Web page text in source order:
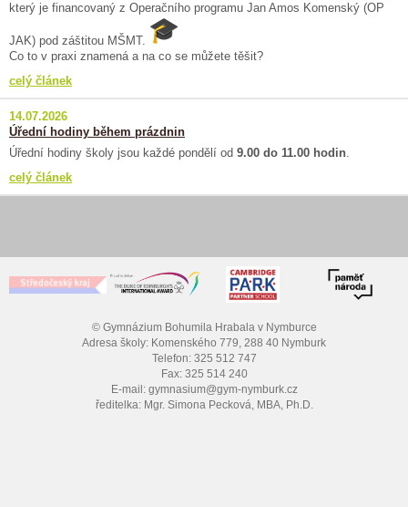
který je financovaný z Operačního programu Jan Amos Komenský (OP
JAK) pod záštitou MŠMT.
Co to v praxi znamená a na co se můžete těšit?
celý článek
14.07.2026
Úřední hodiny během prázdnin
Úřední hodiny školy jsou každé pondělí od 9.00 do 11.00 hodin.
celý článek
© Gymnázium Bohumila Hrabala v Nymburce
Adresa školy: Komenského 779, 288 40 Nymburk
Telefon: 325 512 747
Fax: 325 514 240
E-mail: gymnasium@gym-nymburk.cz
ředitelka: Mgr. Simona Pecková, MBA, Ph.D.